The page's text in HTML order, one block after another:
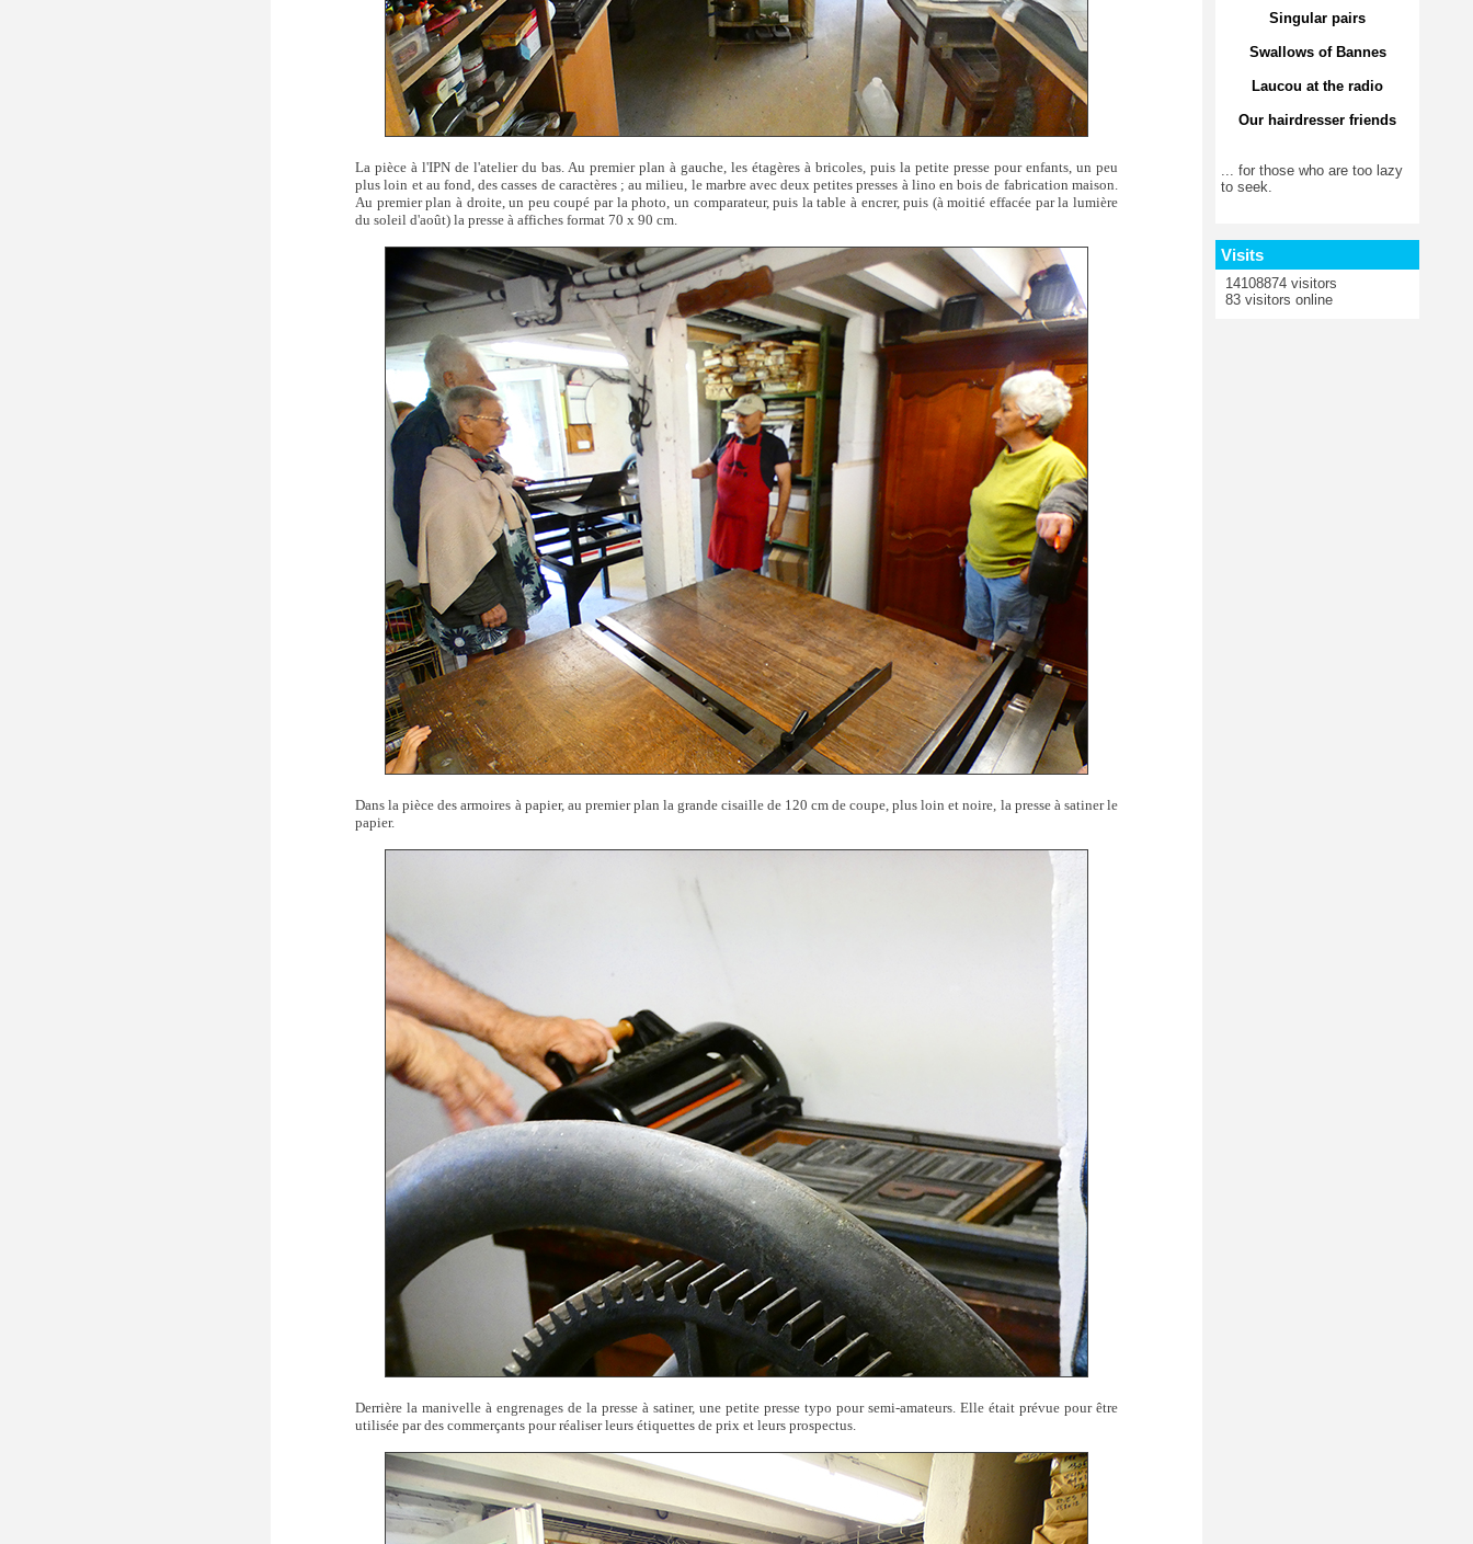
La pièce à l'IPN de l'atelier du bas. Au premier plan à gauche, les étagères à bricoles, puis la petite presse pour enfants, un peu
plus loin et au fond, des casses de caractères ; au milieu, le marbre avec deux petites presses à lino en bois de fabrication maison.
Au premier plan à droite, un peu coupé par la photo, un comparateur, puis la table à encrer, puis (à moitié effacée par la lumière
du soleil d'août) la presse à affiches format 70 x 90 cm.
Dans la pièce des armoires à papier, au premier plan la grande cisaille de 120 cm de coupe, plus loin et noire, la presse à satiner le
papier.
Derrière la manivelle à engrenages de la presse à satiner, une petite presse typo pour semi-amateurs. Elle était prévue pour être
utilisée par des commerçants pour réaliser leurs étiquettes de prix et leurs prospectus.
Singular pairs
Swallows of Bannes
Laucou at the radio
Our hairdresser friends
... for those who are too lazy
to seek.
Visits
14108874 visitors
83 visitors online